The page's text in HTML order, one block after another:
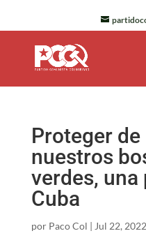
Proteger
nuestros
verdes,
Cuba
por Paco Col | Jul 22, 2022